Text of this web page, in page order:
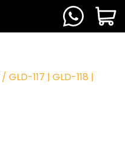
/ GLD-117 | GLD-118 |